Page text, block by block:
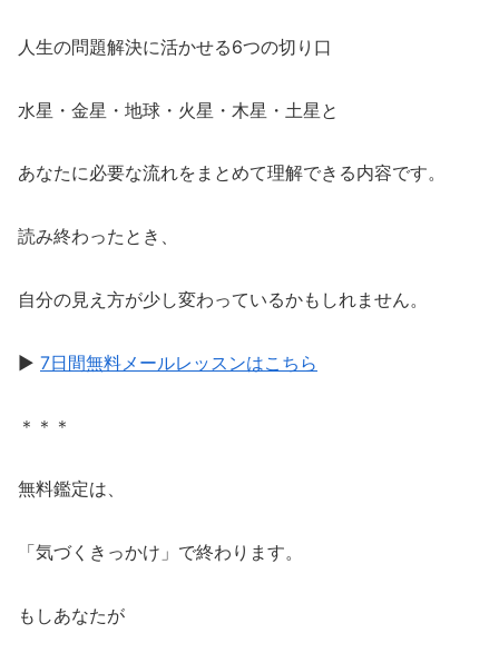
人生の問題解決に活かせる6つの切り口
水星・金星・地球・火星・木星・土星と
あなたに必要な流れをまとめて理解できる内容です。
読み終わったとき、
自分の見え方が少し変わっているかもしれません。
▶ 7日間無料メールレッスンはこちら
＊＊＊
無料鑑定は、
「気づくきっかけ」で終わります。
もしあなたが